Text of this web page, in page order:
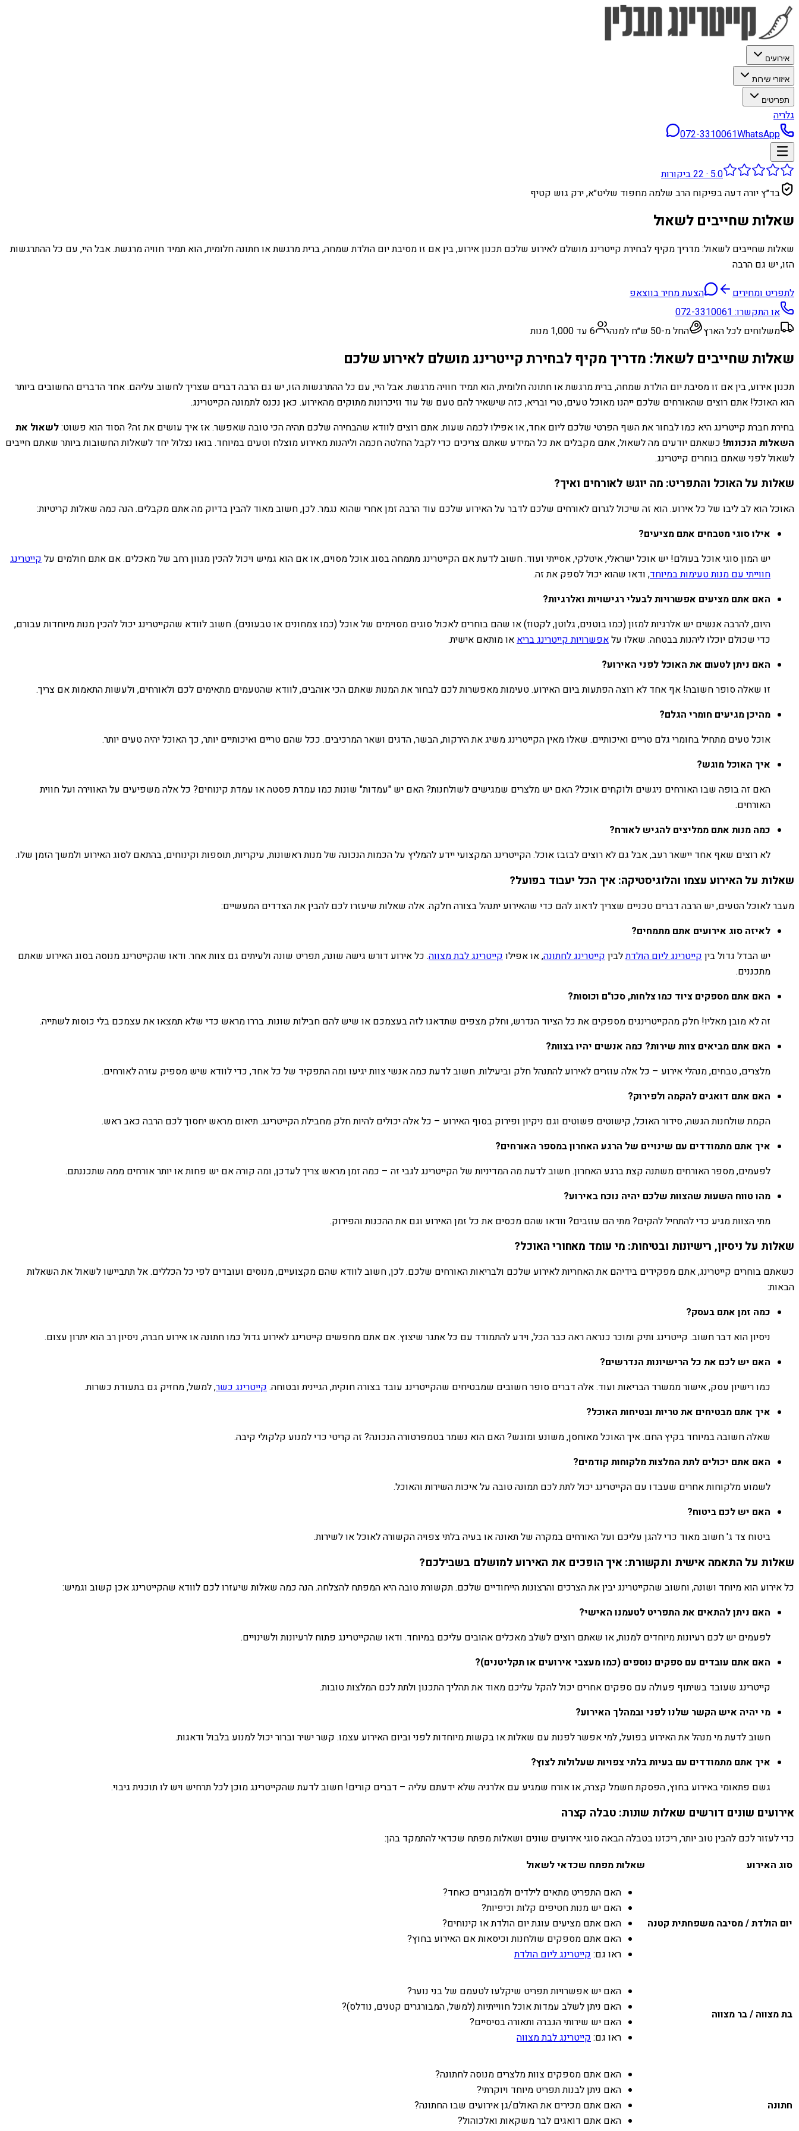
אירועים
איזורי שירות
תפריטים
גלריה
072-3310061WhatsApp
5.0
·
22ביקורות
בד״ץ יורה דעה בפיקוח הרב שלמה מחפוד שליט״א, ירק גוש קטיף
שאלות שחייבים לשאול
שאלות שחייבים לשאול: מדריך מקיף לבחירת קייטרינג מושלם לאירוע שלכם תכנון אירוע, בין אם זו מסיבת יום הולדת שמחה, ברית מרגשת או חתונה חלומית, הוא תמיד חוויה מרגשת. אבל היי, עם כל ההתרגשות
הזו, יש גם הרבה
לתפריט ומחירים
הצעת מחיר בווצאפ
או התקשרו:072-3310061
משלוחים לכל הארץ
החל מ-50 ש״ח למנה 6 עד 1,000 מנות
שאלות שחייבים לשאול: מדריך מקיף לבחירת קייטרינג מושלם לאירוע שלכם
תכנון אירוע, בין אם זו מסיבת יום הולדת שמחה, ברית מרגשת או חתונה חלומית, הוא תמיד חוויה מרגשת. אבל היי, עם כל ההתרגשות הזו, יש גם הרבה דברים שצריך לחשוב עליהם. אחד הדברים החשובים ביותר
הוא האוכל! אתם רוצים שהאורחים שלכם ייהנו מאוכל טעים, טרי ובריא, כזה שישאיר להם טעם של עוד וזיכרונות מתוקים מהאירוע. כאן נכנס לתמונה הקייטרינג.
בחירת חברת קייטרינג היא כמו לבחור את השף הפרטי שלכם ליום אחד, או אפילו לכמה שעות. אתם רוצים לוודא שהבחירה שלכם תהיה הכי טובה שאפשר. אז איך עושים את זה? הסוד הוא פשוט:לשאול את
השאלות הנכונות! כשאתם יודעים מה לשאול, אתם מקבלים את כל המידע שאתם צריכים כדי לקבל החלטה חכמה וליהנות מאירוע מוצלח וטעים במיוחד. בואו נצלול יחד לשאלות החשובות ביותר שאתם חייבים
לשאול לפני שאתם בוחרים קייטרינג.
שאלות על האוכל והתפריט: מה יוגש לאורחים ואיך?
האוכל הוא לב ליבו של כל אירוע. הוא זה שיכול לגרום לאורחים שלכם לדבר על האירוע שלכם עוד הרבה זמן אחרי שהוא נגמר. לכן, חשוב מאוד להבין בדיוק מה אתם מקבלים. הנה כמה שאלות קריטיות:
אילו סוגי מטבחים אתם מציעים?
יש המון סוגי אוכל בעולם! יש אוכל ישראלי, איטלקי, אסייתי ועוד. חשוב לדעת אם הקייטרינג מתמחה בסוג אוכל מסוים, או אם הוא גמיש ויכול להכין מגוון רחב של מאכלים. אם אתם חולמים עלקייטרינג
חווייתי עם מנות טעימות במיוחד, ודאו שהוא יכול לספק את זה.
האם אתם מציעים אפשרויות לבעלי רגישויות ואלרגיות?
היום, להרבה אנשים יש אלרגיות למזון (כמו בוטנים, גלוטן, לקטוז) או שהם בוחרים לאכול סוגים מסוימים של אוכל (כמו צמחונים או טבעונים). חשוב לוודא שהקייטרינג יכול להכין מנות מיוחדות עבורם,
כדי שכולם יוכלו ליהנות בבטחה. שאלו עלאפשרויות קייטרינג בריאאו מותאם אישית.
האם ניתן לטעום את האוכל לפני האירוע?
זו שאלה סופר חשובה! אף אחד לא רוצה הפתעות ביום האירוע. טעימות מאפשרות לכם לבחור את המנות שאתם הכי אוהבים, לוודא שהטעמים מתאימים לכם ולאורחים, ולעשות התאמות אם צריך.
מהיכן מגיעים חומרי הגלם?
אוכל טעים מתחיל בחומרי גלם טריים ואיכותיים. שאלו מאין הקייטרינג משיג את הירקות, הבשר, הדגים ושאר המרכיבים. ככל שהם טריים ואיכותיים יותר, כך האוכל יהיה טעים יותר.
איך האוכל מוגש?
האם זה בופה שבו האורחים ניגשים ולוקחים אוכל? האם יש מלצרים שמגישים לשולחנות? האם יש "עמדות" שונות כמו עמדת פסטה או עמדת קינוחים? כל אלה משפיעים על האווירה ועל חווית
האורחים.
כמה מנות אתם ממליצים להגיש לאורח?
לא רוצים שאף אחד יישאר רעב, אבל גם לא רוצים לבזבז אוכל. הקייטרינג המקצועי יידע להמליץ על הכמות הנכונה של מנות ראשונות, עיקריות, תוספות וקינוחים, בהתאם לסוג האירוע ולמשך הזמן שלו.
שאלות על האירוע עצמו והלוגיסטיקה: איך הכל יעבוד בפועל?
מעבר לאוכל הטעים, יש הרבה דברים טכניים שצריך לדאוג להם כדי שהאירוע יתנהל בצורה חלקה. אלה שאלות שיעזרו לכם להבין את הצדדים המעשיים:
לאיזה סוג אירועים אתם מתמחים?
יש הבדל גדול בין קייטרינג ליום הולדתלבין קייטרינג לחתונה, או אפילו קייטרינג לבת מצווה. כל אירוע דורש גישה שונה, תפריט שונה ולעיתים גם צוות אחר. ודאו שהקייטרינג מנוסה בסוג האירוע שאתם
מתכננים.
האם אתם מספקים ציוד כמו צלחות, סכו"ם וכוסות?
זה לא מובן מאליו! חלק מהקייטרינגים מספקים את כל הציוד הנדרש, וחלק מצפים שתדאגו לזה בעצמכם או שיש להם חבילות שונות. בררו מראש כדי שלא תמצאו את עצמכם בלי כוסות לשתייה.
האם אתם מביאים צוות שירות? כמה אנשים יהיו בצוות?
מלצרים, טבחים, מנהלי אירוע – כל אלה עוזרים לאירוע להתנהל חלק וביעילות. חשוב לדעת כמה אנשי צוות יגיעו ומה התפקיד של כל אחד, כדי לוודא שיש מספיק עזרה לאורחים.
האם אתם דואגים להקמה ולפירוק?
הקמת שולחנות הגשה, סידור האוכל, קישוטים פשוטים וגם ניקיון ופירוק בסוף האירוע – כל אלה יכולים להיות חלק מחבילת הקייטרינג. תיאום מראש יחסוך לכם הרבה כאב ראש.
איך אתם מתמודדים עם שינויים של הרגע האחרון במספר האורחים?
לפעמים, מספר האורחים משתנה קצת ברגע האחרון. חשוב לדעת מה המדיניות של הקייטרינג לגבי זה – כמה זמן מראש צריך לעדכן, ומה קורה אם יש פחות או יותר אורחים ממה שתכננתם.
מהו טווח השעות שהצוות שלכם יהיה נוכח באירוע?
מתי הצוות מגיע כדי להתחיל להקים? מתי הם עוזבים? וודאו שהם מכסים את כל זמן האירוע וגם את ההכנות והפירוק.
שאלות על ניסיון, רישיונות ובטיחות: מי עומד מאחורי האוכל?
כשאתם בוחרים קייטרינג, אתם מפקידים בידיהם את האחריות לאירוע שלכם ולבריאות האורחים שלכם. לכן, חשוב לוודא שהם מקצועיים, מנוסים ועובדים לפי כל הכללים. אל תתביישו לשאול את השאלות
הבאות:
כמה זמן אתם בעסק?
ניסיון הוא דבר חשוב. קייטרינג ותיק ומוכר כנראה ראה כבר הכל, וידע להתמודד עם כל אתגר שיצוץ. אם אתם מחפשים קייטרינג לאירוע גדול כמו חתונה או אירוע חברה, ניסיון רב הוא יתרון עצום.
האם יש לכם את כל הרישיונות הנדרשים?
כמו רישיון עסק, אישור ממשרד הבריאות ועוד. אלה דברים סופר חשובים שמבטיחים שהקייטרינג עובד בצורה חוקית, הגיינית ובטוחה.קייטרינג כשר, למשל, מחזיק גם בתעודת כשרות.
איך אתם מבטיחים את טריות ובטיחות האוכל?
שאלה חשובה במיוחד בקיץ החם. איך האוכל מאוחסן, משונע ומוגש? האם הוא נשמר בטמפרטורה הנכונה? זה קריטי כדי למנוע קלקולי קיבה.
האם אתם יכולים לתת המלצות מלקוחות קודמים?
לשמוע מלקוחות אחרים שעבדו עם הקייטרינג יכול לתת לכם תמונה טובה על איכות השירות והאוכל.
האם יש לכם ביטוח?
ביטוח צד ג' חשוב מאוד כדי להגן עליכם ועל האורחים במקרה של תאונה או בעיה בלתי צפויה הקשורה לאוכל או לשירות.
שאלות על התאמה אישית ותקשורת: איך הופכים את האירוע למושלם בשבילכם?
כל אירוע הוא מיוחד ושונה, וחשוב שהקייטרינג יבין את הצרכים והרצונות הייחודיים שלכם. תקשורת טובה היא המפתח להצלחה. הנה כמה שאלות שיעזרו לכם לוודא שהקייטרינג אכן קשוב וגמיש:
האם ניתן להתאים את התפריט לטעמנו האישי?
לפעמים יש לכם רעיונות מיוחדים למנות, או שאתם רוצים לשלב מאכלים אהובים עליכם במיוחד. ודאו שהקייטרינג פתוח לרעיונות ולשינויים.
האם אתם עובדים עם ספקים נוספים (כמו מעצבי אירועים או תקליטנים)?
קייטרינג שעובד בשיתוף פעולה עם ספקים אחרים יכול להקל עליכם מאוד את תהליך התכנון ולתת לכם המלצות טובות.
מי יהיה איש הקשר שלנו לפני ובמהלך האירוע?
חשוב לדעת מי מנהל את האירוע בפועל, למי אפשר לפנות עם שאלות או בקשות מיוחדות לפני וביום האירוע עצמו. קשר ישיר וברור יכול למנוע בלבול ודאגות.
איך אתם מתמודדים עם בעיות בלתי צפויות שעלולות לצוץ?
גשם פתאומי באירוע בחוץ, הפסקת חשמל קצרה, או אורח שמגיע עם אלרגיה שלא ידעתם עליה – דברים קורים! חשוב לדעת שהקייטרינג מוכן לכל תרחיש ויש לו תוכנית גיבוי.
אירועים שונים דורשים שאלות שונות: טבלה קצרה
כדי לעזור לכם להבין טוב יותר, ריכזנו בטבלה הבאה סוגי אירועים שונים ושאלות מפתח שכדאי להתמקד בהן:
סוג האירוע
שאלות מפתח שכדאי לשאול
יום הולדת / מסיבה משפחתית קטנה
האם התפריט מתאים לילדים ולמבוגרים כאחד?
האם יש מנות חטיפים קלות וכיפיות?
האם אתם מציעים עוגת יום הולדת או קינוחים?
האם אתם מספקים שולחנות וכיסאות אם האירוע בחוץ?
ראו גם:קייטרינג ליום הולדת
בת מצווה / בר מצווה
האם יש אפשרויות תפריט שיקלעו לטעמם של בני נוער?
האם ניתן לשלב עמדות אוכל חווייתיות (למשל, המבורגרים קטנים, נודלס)?
האם יש שירותי הגברה ותאורה בסיסיים?
ראו גם:קייטרינג לבת מצווה
חתונה
האם אתם מספקים צוות מלצרים מנוסה לחתונה?
האם ניתן לבנות תפריט מיוחד ויוקרתי?
האם אתם מכירים את האולם/גן אירועים שבו החתונה?
האם אתם דואגים לבר משקאות ואלכוהול?